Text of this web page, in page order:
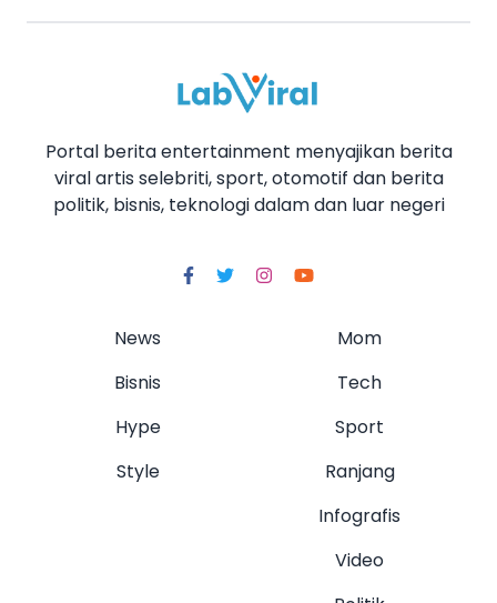
Portal berita entertainment menyajikan berita
viral artis selebriti, sport, otomotif dan berita
politik, bisnis, teknologi dalam dan luar negeri
News
Bisnis
Hype
Style
Mom
Tech
Sport
Ranjang
Infografis
Video